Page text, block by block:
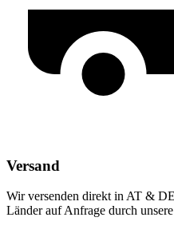
Versand
Wir versenden direkt in AT &
Länder auf Anfrage durch